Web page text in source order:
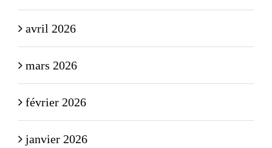
avril 2026
mars 2026
février 2026
janvier 2026